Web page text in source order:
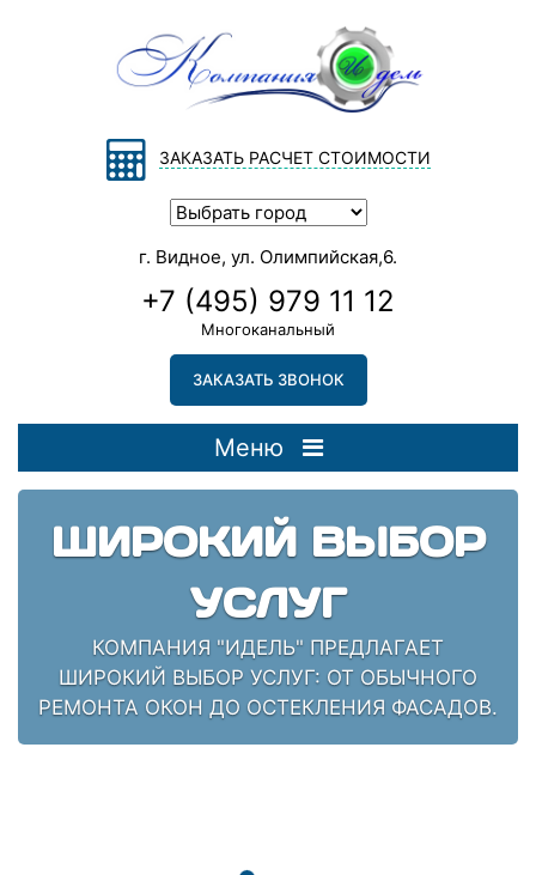
ЗАКАЗАТЬ РАСЧЕТ СТОИМОСТИ
г. Видное, ул. Олимпийская,6.
+7 (495) 979 11 12
Многоканальный
ЗАКАЗАТЬ ЗВОНОК
Меню
ВЫБОР
"ИДЕЛЬ" ПРЕДЛАГАЕТ
УСЛУГ: ОТ ОБЫЧНОГО
ДО ОСТЕКЛЕНИЯ ФАСАДОВ.
НАШИ
РЕМОНТА.